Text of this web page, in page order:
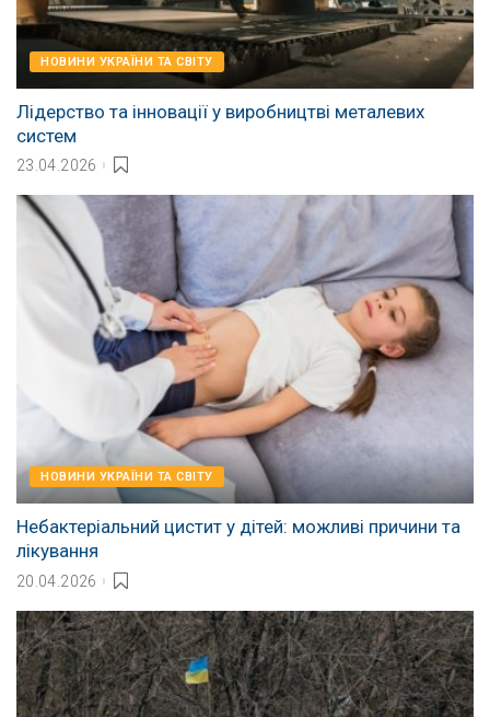
НОВИНИ УКРАЇНИ ТА СВІТУ
Лідерство та інновації у виробництві металевих
систем
23.04.2026
НОВИНИ УКРАЇНИ ТА СВІТУ
Небактеріальний цистит у дітей: можливі причини та
лікування
20.04.2026